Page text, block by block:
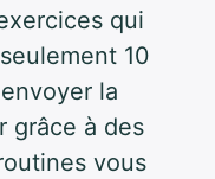
qui
10
la
grâce à des
vous